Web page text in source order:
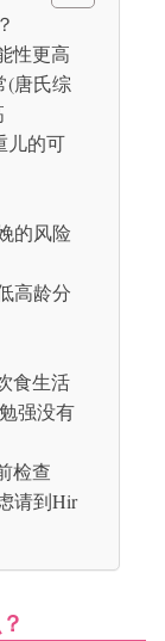
性更高
(唐氏综
儿的可
的风险
高龄分
食生活
强没有
检查
请到Hir